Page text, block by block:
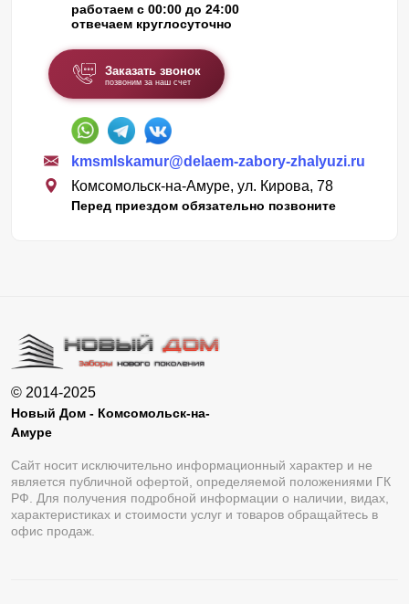
работаем с 00:00 до 24:00
отвечаем круглосуточно
Заказать звонок
позвоним за наш счет
kmsmlskamur@delaem-zabory-zhalyuzi.ru
Комсомольск-на-Амуре, ул. Кирова, 78
Перед приездом обязательно позвоните
© 2014-2025
Новый Дом - Комсомольск-на-
Амуре
Сайт носит исключительно информационный характер и не
является публичной офертой, определяемой положениями ГК
РФ. Для получения подробной информации о наличии, видах,
характеристиках и стоимости услуг и товаров обращайтесь в
офис продаж.